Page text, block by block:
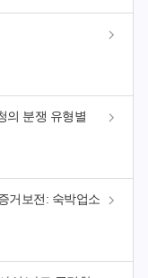
의 분쟁 유형별
거보전: 숙박업소